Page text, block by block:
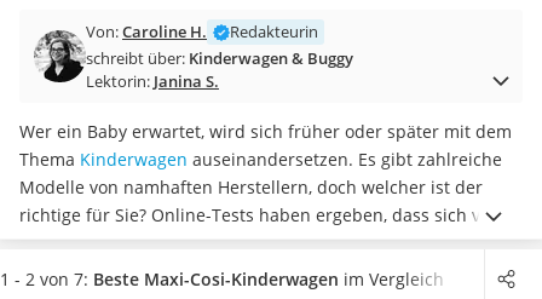
Babyschlafsack
Kinderuhr
Treppenschutzgitter
Kindersitz ab 4 Jahren
Kinderroller 3 Räder
Ferngesteuertes Auto
Kindersitz 15–36 kg
Barfußschuhe Kinder
Von:Caroline H.
Redakteurin
schreibt über: Kinderwagen & Buggy
Lektorin: Janina S.
Wer ein Baby erwartet, wird sich früher oder später mit dem
Thema Kinderwagen auseinandersetzen. Es gibt zahlreiche
Modelle von namhaften Herstellern, doch welcher ist der
richtige für Sie? Online-Tests haben ergeben, dass sich vor
allem dieKinderwagen von Maxi-Cosi als besonders
praktisch erweisen, da sie leicht umzubauen sind. Wählen
1 - 2 von 7: Beste Maxi-Cosi-Kinderwagen im Vergleich